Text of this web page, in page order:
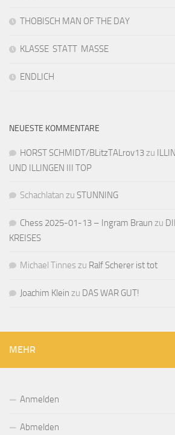
THOBISCH MAN OF THE DAY
KLASSE STATT MASSE
ENDLICH
NEUESTE KOMMENTARE
HORST SCHMIDT/BLitzTALrov13zu
UND ILLINGEN III TOP
Schachlatan zu STUNNING
Chess 2025-01-13 – Ingram Braun zu
KREISES
Michael Tinnes zu Ralf Scherer ist tot
Joachim Klein zu DAS WAR GUT!
MEHR
Anmelden
Abmelden